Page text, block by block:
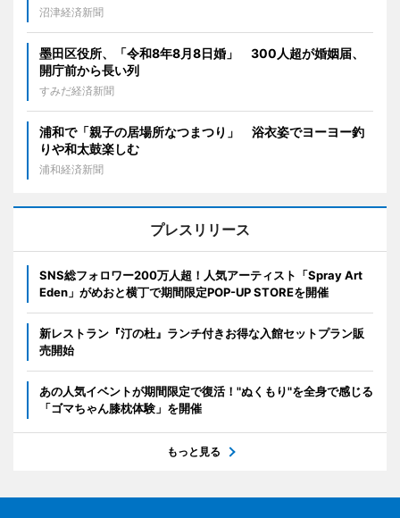
沼津経済新聞
墨田区役所、「令和8年8月8日婚」 300人超が婚姻届、
開庁前から長い列
すみだ経済新聞
浦和で「親子の居場所なつまつり」 浴衣姿でヨーヨー釣
りや和太鼓楽しむ
浦和経済新聞
プレスリリース
SNS総フォロワー200万人超！人気アーティスト「Spray Art
Eden」がめおと横丁で期間限定POP-UP STOREを開催
新レストラン『汀の杜』ランチ付きお得な入館セットプラン販
売開始
あの人気イベントが期間限定で復活！"ぬくもり"を全身で感じる
「ゴマちゃん膝枕体験」を開催
もっと見る